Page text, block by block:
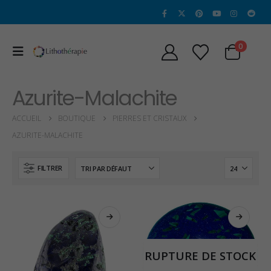
0
Azurite-Malachite
ACCUEIL BOUTIQUE
PIERRES ET CRISTAUX
AZURITE-MALACHITE
FILTRER
RUPTURE DE STOCK